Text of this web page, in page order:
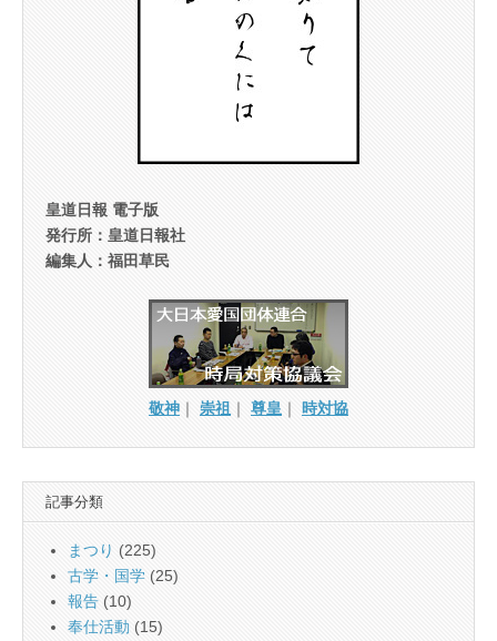
皇道日報 電子版
発行所：皇道日報社
編集人：福田草民
敬神 ｜ 崇祖 ｜ 尊皇 ｜ 時対協
記事分類
まつり (225)
古学・国学 (25)
報告 (10)
奉仕活動 (15)